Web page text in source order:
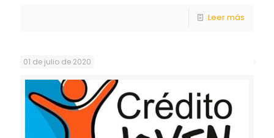
Leer más
01 de julio de 2020